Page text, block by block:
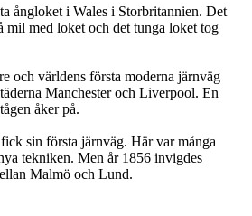
ångloket i Wales i Storbritannien. Det
mil med loket och det tunga loket tog
och världens första moderna järnväg
Manchester och Liverpool. En
åker på.
sin första järnväg. Här var många
tekniken. Men år 1856 invigdes
Malmö och Lund.